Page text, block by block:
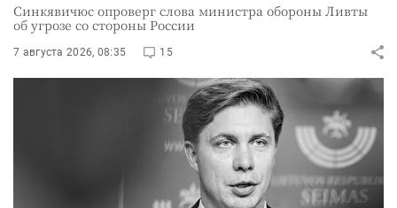
Синкявичюс опроверг слова министра обороны Ливты
об угрозе со стороны России
7 августа 2026, 08:35 15